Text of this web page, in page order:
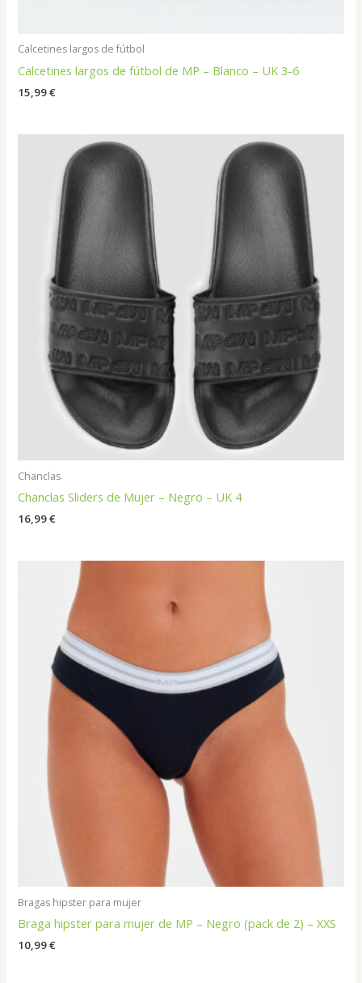
Calcetines largos de fútbol
Calcetines largos de fútbol de MP – Blanco – UK 3-6
15,99€
Chanclas
Chanclas Sliders de Mujer – Negro – UK 4
16,99€
Bragas hipster para mujer
Braga hipster para mujer de MP – Negro (pack de 2) – XXS
10,99€